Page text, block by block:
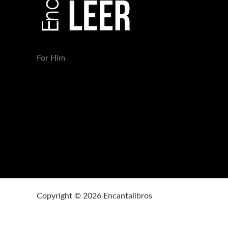
For Him
Copyright © 2026 Encantalibros